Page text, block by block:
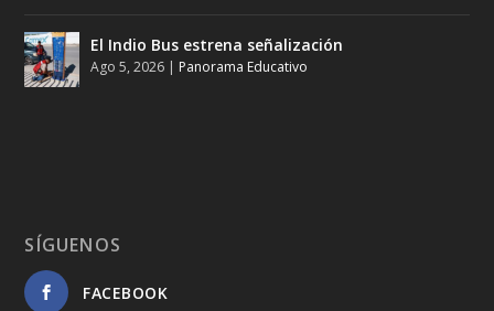
El Indio Bus estrena señalización
Ago 5, 2026 | Panorama Educativo
SÍGUENOS
FACEBOOK